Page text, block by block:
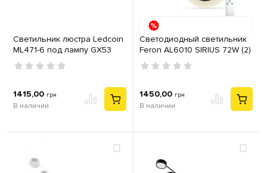
Светильник люстра Ledcoin
ML471-6 под лампу GX53
металл черный
1415,00 грн
В наличии
Светодиодный светильник
Feron AL6010 SIRIUS 72W (2)
1450,00 грн
В наличии